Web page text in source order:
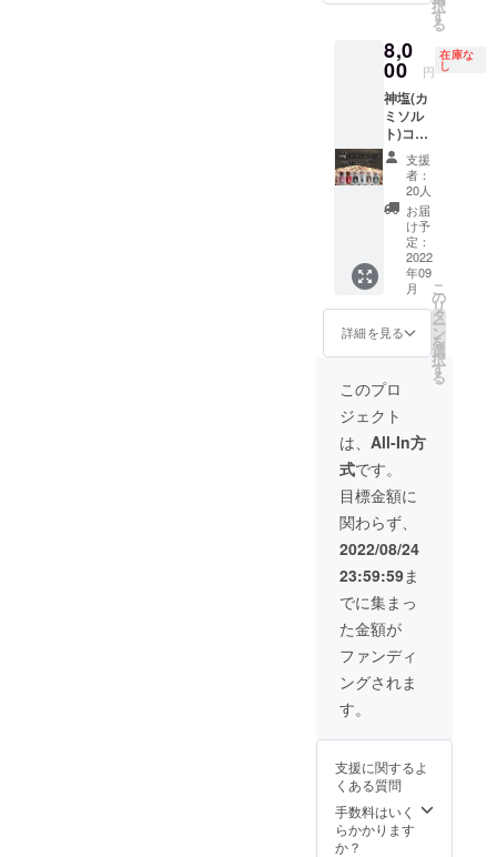
が楽し
ンプ
リート
セット
です。
使い方
は自由
に色々
試した
い方へ
択
す
る
8,0
00 円
在庫な
し
神塩(カ
ミソル
ト)コン
プリー
トセッ
ト 全6
種類 2
セット
（12
本）に
定番プ
レーン
味1本を
プラス
したお
得な
セット
です。
※アレル
ゲン
胡麻・
大豆
主原料
の原産
国日本
色んな
味が楽
しめる
コンプ
リート
セット
です。
使い方
は自由
い方へ
支援
者：
20人
お届
け予
定：
2022
年09
月
詳細を見る
こ
の
リ
タ
ー
ン
を
選
択
す
る
このプロ
ジェクト
は、 All-In方
式です。
目標金額に
関わらず、
2022/08/24
23:59:59ま
でに集まっ
た金額が
ファンディ
ングされま
す。
支援に関するよ
くある質問
手数料はいく
らかかります
か？